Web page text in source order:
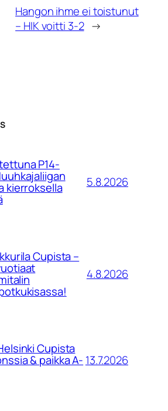
Hangon ihme ei toistunut
– HIK voitti 3-2 →
P14-
kierroksella 5.8.2026
Cupista –
4.8.2026
Cupista
& paikka A- 13.7.2026